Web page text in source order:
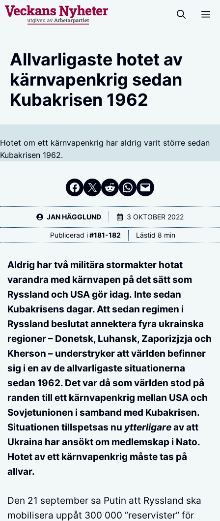
Hoppa
Allvarligaste hotet av
kärnvapenkrig sedan
Kubakrisen 1962
Hotet om ett kärnvapenkrig har aldrig varit större sedan
Kubakrisen 1962.
Dela på Facebook
Dela på Twitter
Dela på RedditDela i WhatsApp
Maila en länk
JAN HÄGGLUND 3 OKTOBER 2022
Publicerad i #181-182 Lästid 8 min
Aldrig har två militära stormakter hotat
varandra med kärnvapen på det sätt som
Ryssland och USA gör idag. Inte sedan
Kubakrisens dagar. Att sedan regimen i
Ryssland beslutat annektera fyra ukrainska
regioner – Donetsk, Luhansk, Zaporizjzja och
Kherson – understryker att världen befinner
sig i en av de allvarligaste situationerna
sedan 1962. Det var då som världen stod på
randen till ett kärnvapenkrig mellan USA och
Sovjetunionen i samband med Kubakrisen.
Situationen tillspetsas nu ytterligareav att
Ukraina har ansökt om medlemskap i Nato.
Hotet av ett kärnvapenkrig måste tas på
allvar.
Den 21 september sa Putin att Ryssland ska
mobilisera uppåt 300 000 ”reservister” för